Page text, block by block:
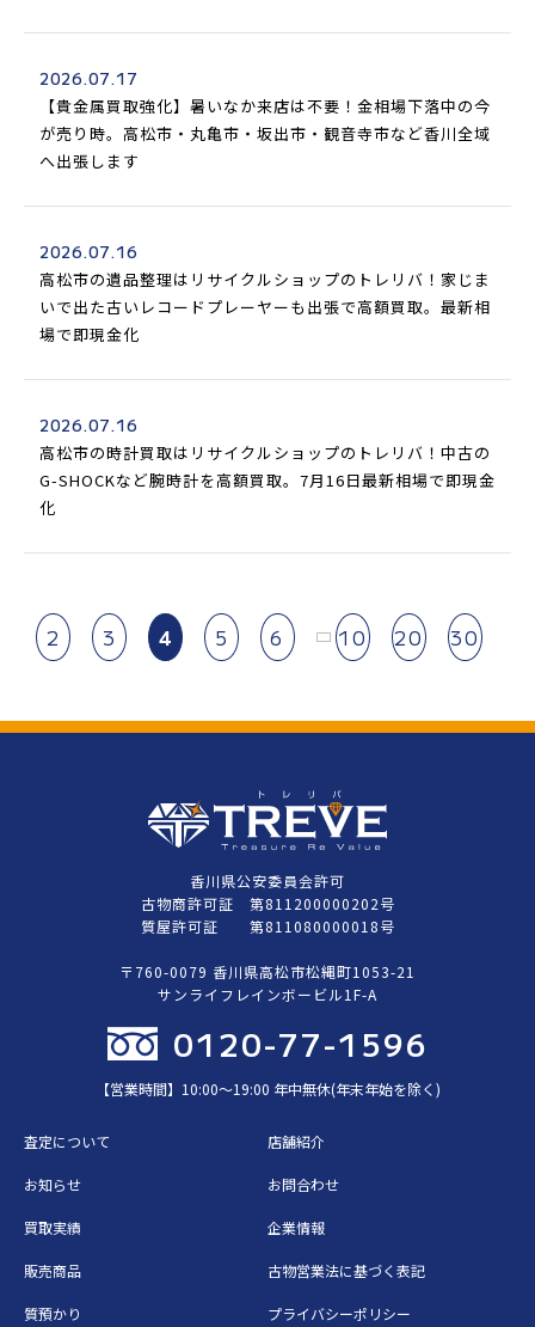
2026.07.17
【貴金属買取強化】暑いなか来店は不要！金相場下落中の今
が売り時。高松市・丸亀市・坂出市・観音寺市など香川全域
へ出張します
2026.07.16
高松市の遺品整理はリサイクルショップのトレリバ！家じま
いで出た古いレコードプレーヤーも出張で高額買取。最新相
場で即現金化
2026.07.16
高松市の時計買取はリサイクルショップのトレリバ！中古の
G-SHOCKなど腕時計を高額買取。7月16日最新相場で即現金
化
2 3 4 5 6 10 20 30
香川県公安委員会許可
古物商許可証 第811200000202号
質屋許可証 第811080000018号
〒760-0079 香川県高松市松縄町1053-21
サンライフレインボービル1F-A
0120-77-1596
【営業時間】10:00〜19:00 年中無休(年末年始を除く)
査定について 店舗紹介
お知らせ お問合わせ
買取実績 企業情報
販売商品 古物営業法に基づく表記
質預かり プライバシーポリシー